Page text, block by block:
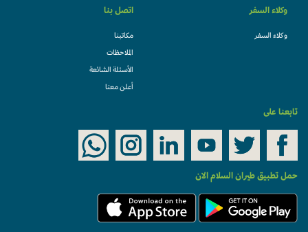
وكلاء السفر
وكلاء السفر
اتصل بنا
مكاتبنا
الملاحظات
الأسئلة الشائعة
أعلن معنا
تابعنا على
حمل تطبيق طيران السلام الان